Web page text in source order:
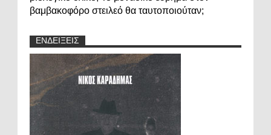
βαμβακοφόρο στειλεό θα ταυτοποιούταν;
ΕΝΔΕΙΞΕΙΣ